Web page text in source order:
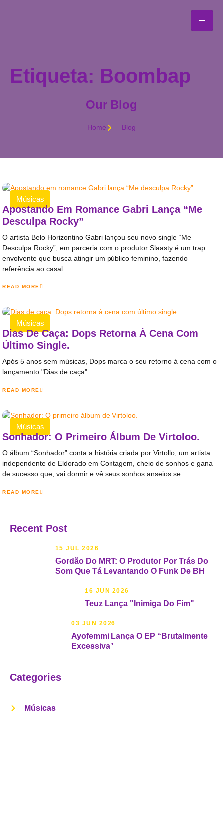
Etiqueta: Boombap
Our Blog
Home Blog
Músicas
Apostando Em Romance Gabri Lança “Me
Desculpa Rocky”
O artista Belo Horizontino Gabri lançou seu novo single “Me
Desculpa Rocky”, em parceria com o produtor Slaasty é um trap
envolvente que busca atingir um público feminino, fazendo
referência ao casal…
READ MORE
Músicas
Dias De Caça: Dops Retorna À Cena Com
Último Single.
Após 5 anos sem músicas, Dops marca o seu retorno à cena com o
lançamento "Dias de caça".
READ MORE
Músicas
Sonhador: O Primeiro Álbum De Virtoloo.
O álbum “Sonhador” conta a história criada por Virtollo, um artista
independente de Eldorado em Contagem, cheio de sonhos e gana
de sucesso que, vai dormir e vê seus sonhos anseios se…
READ MORE
Recent Post
15 JUL 2026
Gordão Do MRT: O Produtor Por Trás Do
Som Que Tá Levantando O Funk De BH
16 JUN 2026
Teuz Lança "Inimiga Do Fim"
03 JUN 2026
Ayofemmi Lança O EP “Brutalmente
Excessiva”
Categories
Músicas